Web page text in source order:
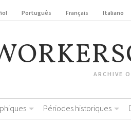
Português Français Italiano
ARCHIVE
Périodes historiques